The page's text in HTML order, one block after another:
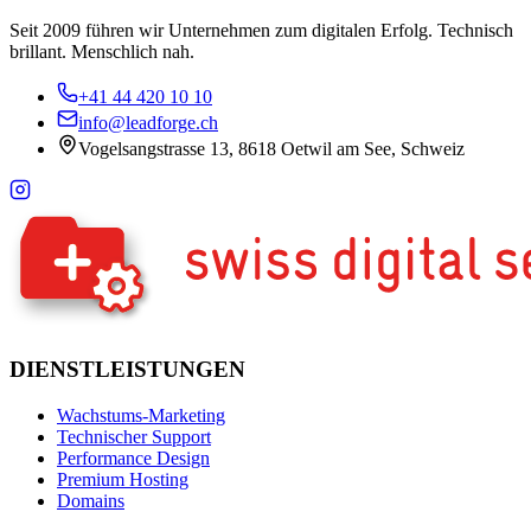
Seit 2009 führen wir Unternehmen zum digitalen Erfolg. Technisch
brillant. Menschlich nah.
+41 44 420 10 10
info@leadforge.ch
Vogelsangstrasse 13, 8618 Oetwil am See, Schweiz
DIENSTLEISTUNGEN
Wachstums-Marketing
Technischer Support
Performance Design
Premium Hosting
Domains